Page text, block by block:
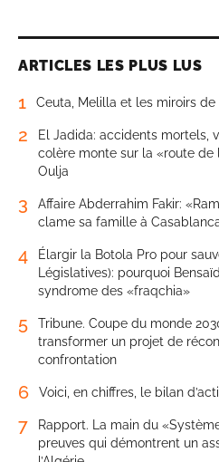
ARTICLES LES PLUS LUS
1 Ceuta, Melilla et les miroirs de
2
El Jadida: accidents mortels,
colère monte sur la «route de
Oulja
3
Affaire Abderrahim Fakir:
clame sa famille à
4
Élargir la Botola Pro pour
Législatives): pourquoi
syndrome des «fraqchia»
5
Tribune. Coupe du monde
transformer un projet de
confrontation
6 Voici, en chiffres, le bilan
7
Rapport. La main du
preuves qui démontrent un